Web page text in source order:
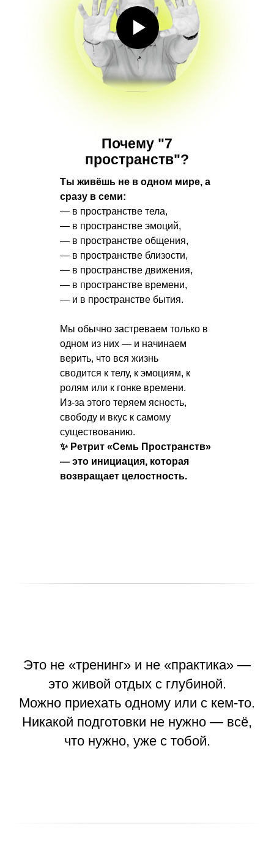
Ты живёшь не в одном мире, а
сразу в семи:
— в пространстве тела,
— в пространстве эмоций,
— в пространстве общения,
— в пространстве близости,
— в пространстве движения,
— в пространстве времени,
— и в пространстве бытия.
Мы обычно застреваем только в
одном из них — и начинаем
верить, что вся жизнь
сводится к телу, к эмоциям, к
ролям или к гонке времени.
Из-за этого теряем ясность,
свободу и вкус к самому
существованию.
✨ Ретрит «Семь Пространств»
— это инициация, которая
возвращает целостность.
Почему "7
пространств"?
Это не «тренинг» и не «практика» —
это живой отдых с глубиной.
Можно приехать одному или с кем-то.
Никакой подготовки не нужно — всё,
что нужно, уже с тобой.